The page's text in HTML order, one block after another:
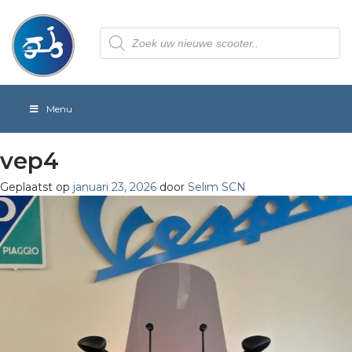
Producten
zoeken
Menu
vep4
Geplaatst op januari 23, 2026 door Selim SCN